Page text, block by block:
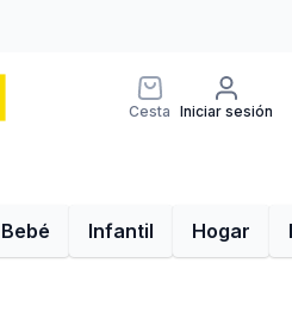
Cesta Iniciar sesión
Bebé Infantil Hogar